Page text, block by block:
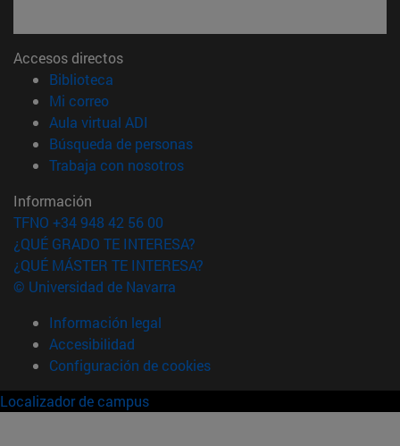
Accesos directos
Biblioteca
Mi correo(abre en nueva ventana)
Aula virtual ADI
Búsqueda de personas(abre en nueva ventana)
Trabaja con nosotros(abre en nueva ventana)
Información
TFNO +34 948 42 56 00
¿QUÉ GRADO TE INTERESA?
¿QUÉ MÁSTER TE INTERESA?
© Universidad de Navarra
Información legal
Accesibilidad
Configuración de cookies
Localizador de campus